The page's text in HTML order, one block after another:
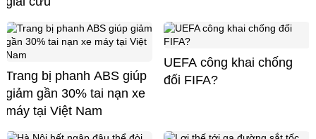
Trang bị phanh ABS giúp
giảm gần 30% tai nạn xe
máy tại Việt Nam
UEFA công khai chống
đối FIFA?